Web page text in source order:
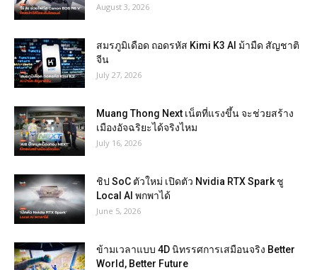
August 3, 2026
สมรภูมิเดือด ถอดรหัส Kimi K3 AI ม้ามืด สัญชาติ
จีน
July 27, 2026
Muang Thong Next เน็ตที่แรงขึ้น จะช่วยสร้าง
เมืองอัจฉริยะได้จริงไหม
July 16, 2026
ชิป SoC ตัวใหม่ เปิดตัว Nvidia RTX Spark ชู
Local AI พกพาได้
June 5, 2026
ข้ามเวลาแบบ 4D นิทรรศการเสมือนจริง Better
World, Better Future